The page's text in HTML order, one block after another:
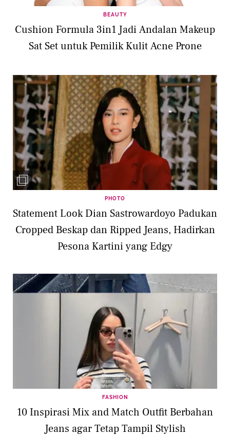
BEAUTY
Cushion Formula 3in1 Jadi Andalan Makeup
Sat Set untuk Pemilik Kulit Acne Prone
PHOTO
Statement Look Dian Sastrowardoyo Padukan
Cropped Beskap dan Ripped Jeans, Hadirkan
Pesona Kartini yang Edgy
FASHION
10 Inspirasi Mix and Match Outfit Berbahan
Jeans agar Tetap Tampil Stylish